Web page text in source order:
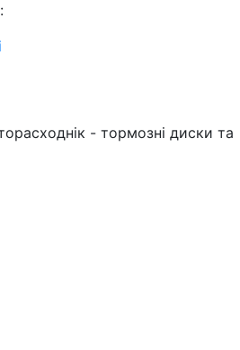
- тормозні диски та